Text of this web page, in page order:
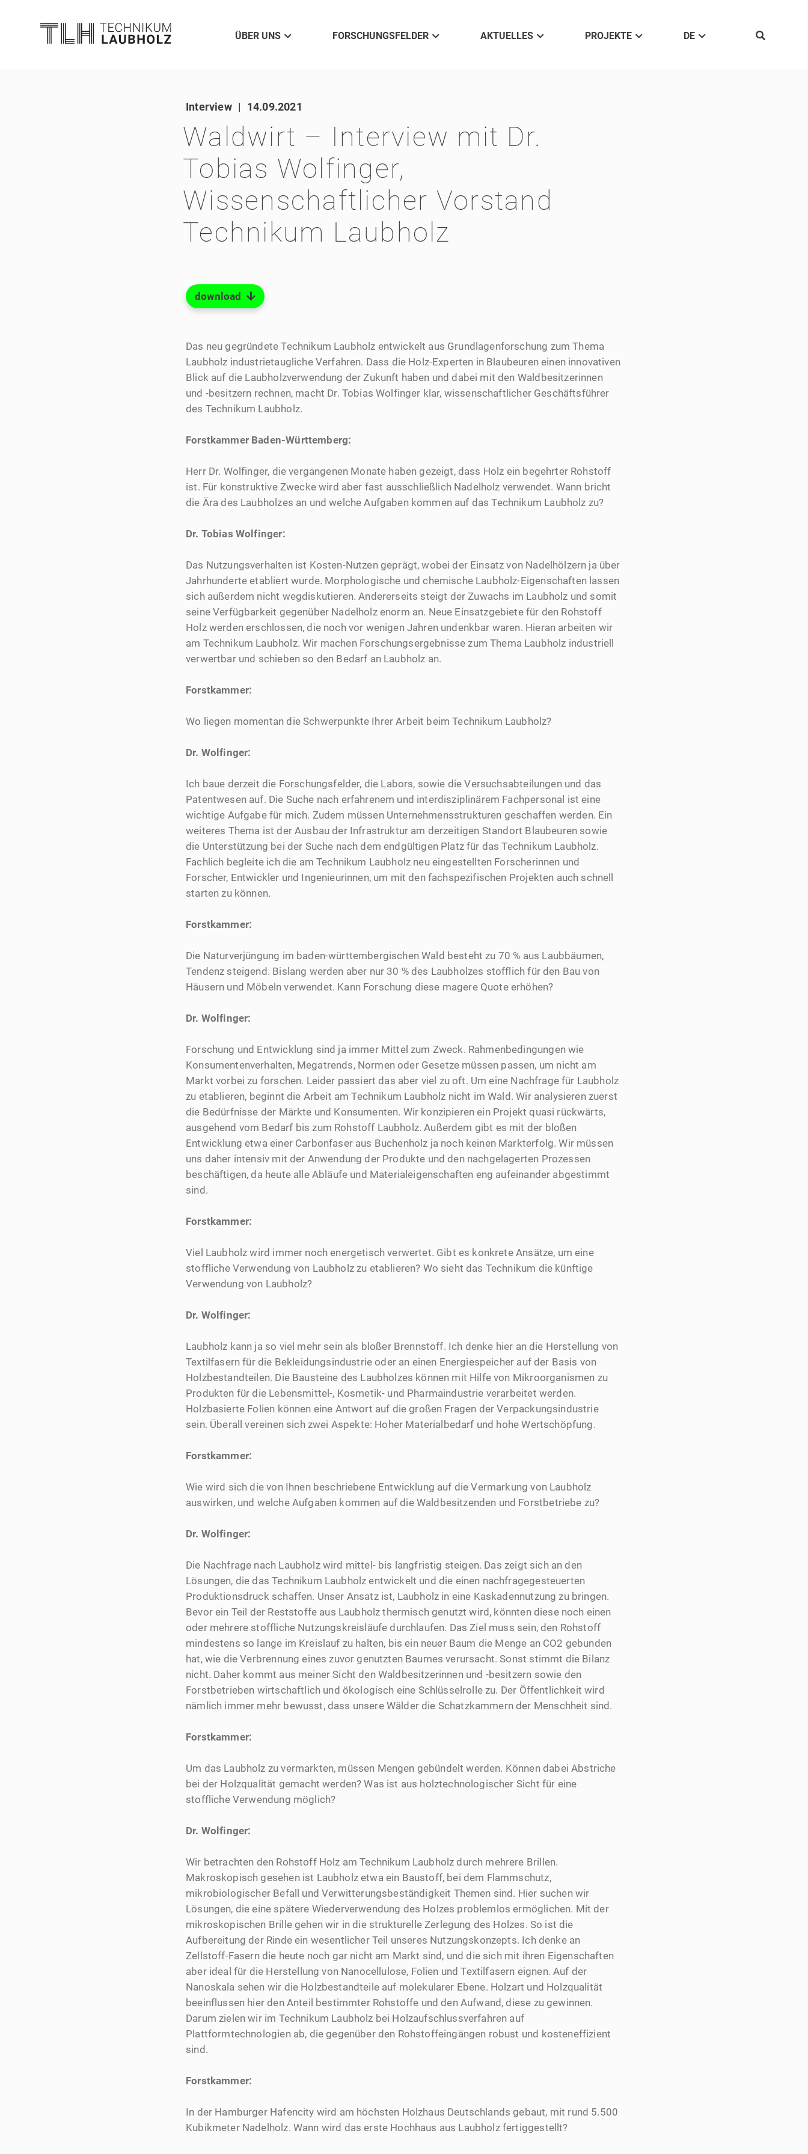
ÜBER UNS FORSCHUNGSFELDER AKTUELLES PROJEKTE DE
Interview | 14.09.2021
Waldwirt – Interview mit Dr.
Tobias Wolfinger,
Wissenschaftlicher Vorstand
Technikum Laubholz
download
Das neu gegründete Technikum Laubholz entwickelt aus Grundlagenforschung zum Thema
Laubholz industrietaugliche Verfahren. Dass die Holz-Experten in Blaubeuren einen innovativen
Blick auf die Laubholzverwendung der Zukunft haben und dabei mit den Waldbesitzerinnen
und -besitzern rechnen, macht Dr. Tobias Wolfinger klar, wissenschaftlicher Geschäftsführer
des Technikum Laubholz.
Forstkammer Baden-Württemberg:
Herr Dr. Wolfinger, die vergangenen Monate haben gezeigt, dass Holz ein begehrter Rohstoff
ist. Für konstruktive Zwecke wird aber fast ausschließlich Nadelholz verwendet. Wann bricht
die Ära des Laubholzes an und welche Aufgaben kommen auf das Technikum Laubholz zu?
Dr. Tobias Wolfinger:
Das Nutzungsverhalten ist Kosten-Nutzen geprägt, wobei der Einsatz von Nadelhölzern ja über
Jahrhunderte etabliert wurde. Morphologische und chemische Laubholz-Eigenschaften lassen
sich außerdem nicht wegdiskutieren. Andererseits steigt der Zuwachs im Laubholz und somit
seine Verfügbarkeit gegenüber Nadelholz enorm an. Neue Einsatzgebiete für den Rohstoff
Holz werden erschlossen, die noch vor wenigen Jahren undenkbar waren. Hieran arbeiten wir
am Technikum Laubholz. Wir machen Forschungsergebnisse zum Thema Laubholz industriell
verwertbar und schieben so den Bedarf an Laubholz an.
Forstkammer:
Wo liegen momentan die Schwerpunkte Ihrer Arbeit beim Technikum Laubholz?
Dr. Wolfinger:
Ich baue derzeit die Forschungsfelder, die Labors, sowie die Versuchsabteilungen und das
Patentwesen auf. Die Suche nach erfahrenem und interdisziplinärem Fachpersonal ist eine
wichtige Aufgabe für mich. Zudem müssen Unternehmensstrukturen geschaffen werden. Ein
weiteres Thema ist der Ausbau der Infrastruktur am derzeitigen Standort Blaubeuren sowie
die Unterstützung bei der Suche nach dem endgültigen Platz für das Technikum Laubholz.
Fachlich begleite ich die am Technikum Laubholz neu eingestellten Forscherinnen und
Forscher, Entwickler und Ingenieurinnen, um mit den fachspezifischen Projekten auch schnell
starten zu können.
Forstkammer:
Die Naturverjüngung im baden-württembergischen Wald besteht zu 70 % aus Laubbäumen,
Tendenz steigend. Bislang werden aber nur 30 % des Laubholzes stofflich für den Bau von
Häusern und Möbeln verwendet. Kann Forschung diese magere Quote erhöhen?
Dr. Wolfinger:
Forschung und Entwicklung sind ja immer Mittel zum Zweck. Rahmenbedingungen wie
Konsumentenverhalten, Megatrends, Normen oder Gesetze müssen passen, um nicht am
Markt vorbei zu forschen. Leider passiert das aber viel zu oft. Um eine Nachfrage für Laubholz
zu etablieren, beginnt die Arbeit am Technikum Laubholz nicht im Wald. Wir analysieren zuerst
die Bedürfnisse der Märkte und Konsumenten. Wir konzipieren ein Projekt quasi rückwärts,
ausgehend vom Bedarf bis zum Rohstoff Laubholz. Außerdem gibt es mit der bloßen
Entwicklung etwa einer Carbonfaser aus Buchenholz ja noch keinen Markterfolg. Wir müssen
uns daher intensiv mit der Anwendung der Produkte und den nachgelagerten Prozessen
beschäftigen, da heute alle Abläufe und Materialeigenschaften eng aufeinander abgestimmt
sind.
Forstkammer:
Viel Laubholz wird immer noch energetisch verwertet. Gibt es konkrete Ansätze, um eine
stoffliche Verwendung von Laubholz zu etablieren? Wo sieht das Technikum die künftige
Verwendung von Laubholz?
Dr. Wolfinger:
Laubholz kann ja so viel mehr sein als bloßer Brennstoff. Ich denke hier an die Herstellung von
Textilfasern für die Bekleidungsindustrie oder an einen Energiespeicher auf der Basis von
Holzbestandteilen. Die Bausteine des Laubholzes können mit Hilfe von Mikroorganismen zu
Produkten für die Lebensmittel-, Kosmetik- und Pharmaindustrie verarbeitet werden.
Holzbasierte Folien können eine Antwort auf die großen Fragen der Verpackungsindustrie
sein. Überall vereinen sich zwei Aspekte: Hoher Materialbedarf und hohe Wertschöpfung.
Forstkammer:
Wie wird sich die von Ihnen beschriebene Entwicklung auf die Vermarkung von Laubholz
auswirken, und welche Aufgaben kommen auf die Waldbesitzenden und Forstbetriebe zu?
Dr. Wolfinger:
Die Nachfrage nach Laubholz wird mittel- bis langfristig steigen. Das zeigt sich an den
Lösungen, die das Technikum Laubholz entwickelt und die einen nachfragegesteuerten
Produktionsdruck schaffen. Unser Ansatz ist, Laubholz in eine Kaskadennutzung zu bringen.
Bevor ein Teil der Reststoffe aus Laubholz thermisch genutzt wird, könnten diese noch einen
oder mehrere stoffliche Nutzungskreisläufe durchlaufen. Das Ziel muss sein, den Rohstoff
mindestens so lange im Kreislauf zu halten, bis ein neuer Baum die Menge an CO2 gebunden
hat, wie die Verbrennung eines zuvor genutzten Baumes verursacht. Sonst stimmt die Bilanz
nicht. Daher kommt aus meiner Sicht den Waldbesitzerinnen und -besitzern sowie den
Forstbetrieben wirtschaftlich und ökologisch eine Schlüsselrolle zu. Der Öffentlichkeit wird
nämlich immer mehr bewusst, dass unsere Wälder die Schatzkammern der Menschheit sind.
Forstkammer:
Um das Laubholz zu vermarkten, müssen Mengen gebündelt werden. Können dabei Abstriche
bei der Holzqualität gemacht werden? Was ist aus holztechnologischer Sicht für eine
stoffliche Verwendung möglich?
Dr. Wolfinger:
Wir betrachten den Rohstoff Holz am Technikum Laubholz durch mehrere Brillen.
Makroskopisch gesehen ist Laubholz etwa ein Baustoff, bei dem Flammschutz,
mikrobiologischer Befall und Verwitterungsbeständigkeit Themen sind. Hier suchen wir
Lösungen, die eine spätere Wiederverwendung des Holzes problemlos ermöglichen. Mit der
mikroskopischen Brille gehen wir in die strukturelle Zerlegung des Holzes. So ist die
Aufbereitung der Rinde ein wesentlicher Teil unseres Nutzungskonzepts. Ich denke an
Zellstoff-Fasern die heute noch gar nicht am Markt sind, und die sich mit ihren Eigenschaften
aber ideal für die Herstellung von Nanocellulose, Folien und Textilfasern eignen. Auf der
Nanoskala sehen wir die Holzbestandteile auf molekularer Ebene. Holzart und Holzqualität
beeinflussen hier den Anteil bestimmter Rohstoffe und den Aufwand, diese zu gewinnen.
Darum zielen wir im Technikum Laubholz bei Holzaufschlussverfahren auf
Plattformtechnologien ab, die gegenüber den Rohstoffeingängen robust und kosteneffizient
sind.
Forstkammer:
In der Hamburger Hafencity wird am höchsten Holzhaus Deutschlands gebaut, mit rund 5.500
Kubikmeter Nadelholz. Wann wird das erste Hochhaus aus Laubholz fertiggestellt?